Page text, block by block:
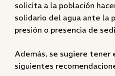
solicita a la población
solidario del agua ante la
presión o presencia de
Además, se sugiere tener
siguientes